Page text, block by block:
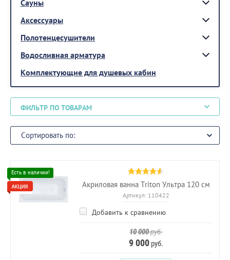
Сауны
Аксессуары
Полотенцесушители
Водосливная арматура
Комплектующие для душевых кабин
ФИЛЬТР ПО ТОВАРАМ
Сортировать по:
Акриловая ванна Triton Ультра 120 см
Артикул:110422
Добавить к сравнению
10 000руб.
9 000руб.